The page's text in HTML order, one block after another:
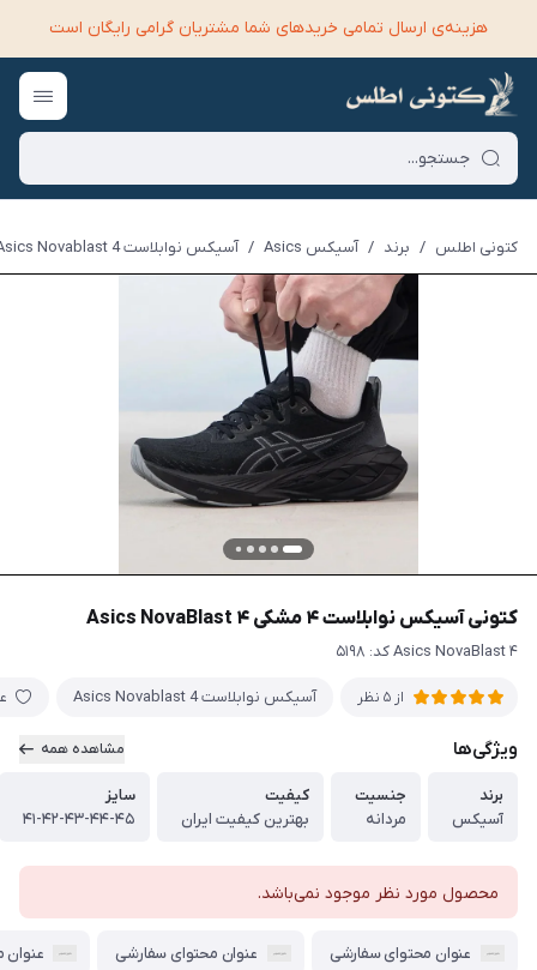
هزینه‌ی ارسال تمامی خرید‌های شما مشتریان گرامی رایگان است
کتونی اطلس / برند / آسیکس Asics / آسیکس نوابلاست Asics Novablast 4
کتونی آسیکس نوابلاست ۴ مشکی Asics NovaBlast ۴
Asics NovaBlast ۴ کد: ۵۱۹۸
از 5 نظر آسیکس نوابلاست Asics Novablast 4
ویژگی‌ها مشاهده همه
برند
آسیکس
جنسیت
مردانه
کیفیت
بهترین کیفیت ایران
سایز
۴۱-۴۲-۴۳-۴۴-۴۵
محصول مورد نظر موجود نمی‌باشد.
عنوان محتوای سفارشی عنوان محتوای سفارشی عنوان